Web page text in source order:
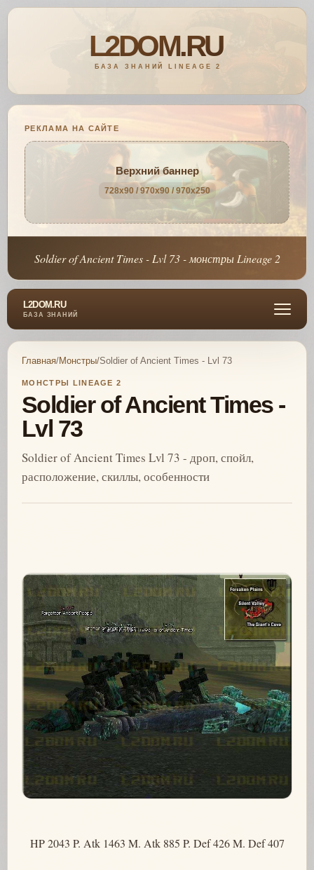
РЕКЛАМА НА САЙТЕ
Верхний баннер
728x90 / 970x90 / 970x250
Soldier of Ancient Times - Lvl 73 - монстры Lineage 2
L2DOM.RU
БАЗА ЗНАНИЙ
Главная/Монстры/Soldier of Ancient Times - Lvl 73
МОНСТРЫ LINEAGE 2
Soldier of Ancient Times -
Lvl 73
Soldier of Ancient Times Lvl 73 - дроп, спойл,
расположение, скиллы, особенности
HP 2043 P. Atk 1463 M. Atk 885 P. Def 426 M. Def 407